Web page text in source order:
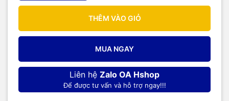
THÊM VÀO GIỎ
MUA NGAY
Liên hệ Zalo OA Hshop
Để được tư vấn và hỗ trợ ngay!!!